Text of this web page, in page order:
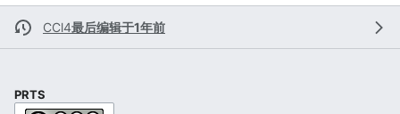
CCl4最后编辑于1年前
PRTS